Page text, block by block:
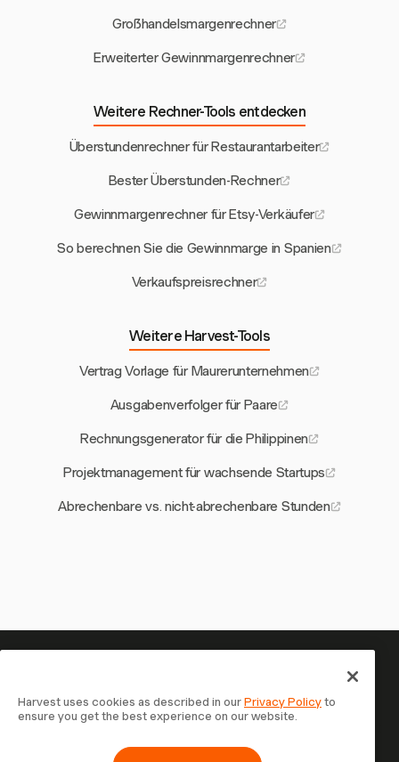
Großhandelsmargenrechner
Erweiterter Gewinnmargenrechner
Weitere Rechner-Tools entdecken
Überstundenrechner für Restaurantarbeiter
Bester Überstunden-Rechner
Gewinnmargenrechner für Etsy-Verkäufer
So berechnen Sie die Gewinnmarge in Spanien
Verkaufspreisrechner
Weitere Harvest-Tools
Vertrag Vorlage für Maurerunternehmen
Ausgabenverfolger für Paare
Rechnungsgenerator für die Philippinen
Projektmanagement für wachsende Startups
Abrechenbare vs. nicht-abrechenbare Stunden
Ihre Zeit verdient es, erfasst zu
werden — starten Sie jetzt
Schließen Sie sich über 70.000 Unternehmen an, die mit
Harvest Zeit erfassen, Kunden abrechnen und schneller
Harvest uses cookies as described in ourPrivacy Policyto
ensure you get the best experience on our website.